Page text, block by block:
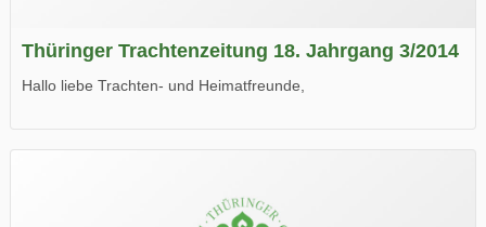
Thüringer Trachtenzeitung 18. Jahrgang 3/2014
Hallo liebe Trachten- und Heimatfreunde,
Wir wünschen Euch viel Spaß beim Lesen.